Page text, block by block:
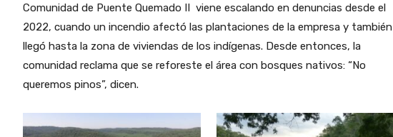
Comunidad de Puente Quemado II viene escalando en denuncias desde el
2022, cuando un incendio afectó las plantaciones de la empresa y también
llegó hasta la zona de viviendas de los indígenas. Desde entonces, la
comunidad reclama que se reforeste el área con bosques nativos: “No
queremos pinos”, dicen.